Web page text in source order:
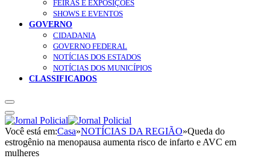
FEIRAS E EXPOSIÇÕES
SHOWS E EVENTOS
GOVERNO
CIDADANIA
GOVERNO FEDERAL
NOTÍCIAS DOS ESTADOS
NOTÍCIAS DOS MUNICÍPIOS
CLASSIFICADOS
Você está em:Casa»NOTÍCIAS DA REGIÃO»Queda do
estrogênio na menopausa aumenta risco de infarto e AVC em
mulheres